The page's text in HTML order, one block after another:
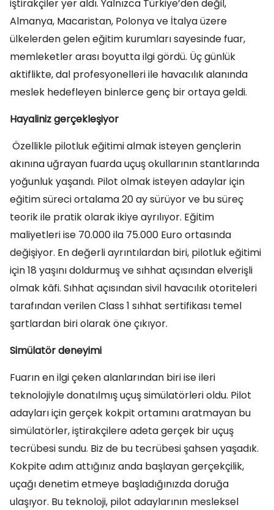
iştirakçiler yer aldı. Yalnızca Türkiye’den değil,
Almanya, Macaristan, Polonya ve İtalya üzere
ülkelerden gelen eğitim kurumları sayesinde fuar,
memleketler arası boyutta ilgi gördü. Üç günlük
aktiflikte, dal profesyonelleri ile havacılık alanında
meslek hedefleyen binlerce genç bir ortaya geldi.
Hayaliniz gerçekleşiyor
Özellikle pilotluk eğitimi almak isteyen gençlerin
akınına uğrayan fuarda uçuş okullarının stantlarında
yoğunluk yaşandı. Pilot olmak isteyen adaylar için
eğitim süreci ortalama 20 ay sürüyor ve bu süreç
teorik ile pratik olarak ikiye ayrılıyor. Eğitim
maliyetleri ise 70.000 ila 75.000 Euro ortasında
değişiyor. En değerli ayrıntılardan biri, pilotluk eğitimi
için 18 yaşını doldurmuş ve sıhhat açısından elverişli
olmak kâfi. Sıhhat açısından sivil havacılık otoriteleri
tarafından verilen Class 1 sıhhat sertifikası temel
şartlardan biri olarak öne çıkıyor.
Simülatör deneyimi
Fuarın en ilgi çeken alanlarından biri ise ileri
teknolojiyle donatılmış uçuş simülatörleri oldu. Pilot
adayları için gerçek kokpit ortamını aratmayan bu
simülatörler, iştirakçilere adeta gerçek bir uçuş
tecrübesi sundu. Biz de bu tecrübesi şahsen yaşadık.
Kokpite adım attığınız anda başlayan gerçekçilik,
uçağı denetim etmeye başladığınızda doruğa
ulaşıyor. Bu teknoloji, pilot adaylarının mesleksel